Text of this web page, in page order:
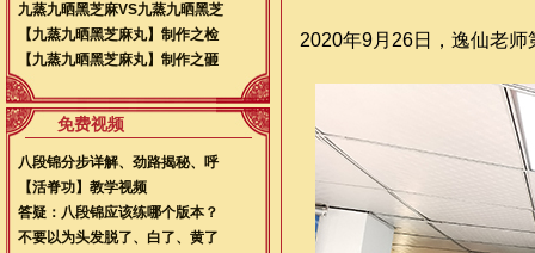
九蒸九晒黑芝麻VS九蒸九晒黑芝
【九蒸九晒黑芝麻丸】制作之检
【九蒸九晒黑芝麻丸】制作之砸
免费视频
八段锦分步详解、劲路揭秘、呼
【活脊功】教学视频
答疑：八段锦应该练哪个版本？
不要以为头发脱了、白了、黄了
2020年9月26日，逸仙老